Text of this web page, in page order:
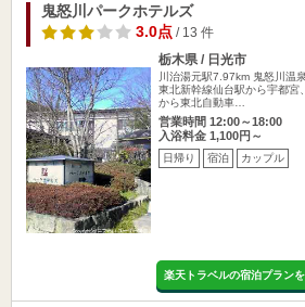
鬼怒川パークホテルズ
3.0点/ 13 件
栃木県 / 日光市
川治湯元駅7.97km 鬼怒川温
東北新幹線仙台駅から宇都宮
から東北自動車…
営業時間 12:00～18:00
入浴料金 1,100円～
日帰り 宿泊 カップル
楽天トラベルの宿泊プラン